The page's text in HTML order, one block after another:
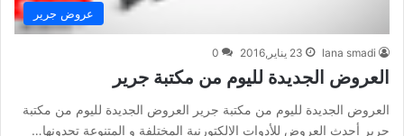
عروض جرير
lana smadi 23 يناير,2016 0
العروض الجديدة لليوم من مكتبة جرير
العروض الجديدة لليوم من مكتبة جرير العروض الجديدة لليوم من مكتبة
جرير أحدث العروض للأدوات الالكتورنية المختلفة و المتنوعة تجدونها…